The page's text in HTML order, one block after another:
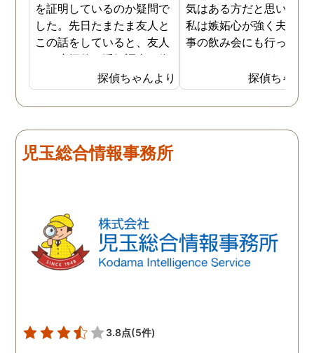
を証明しているのか疑問で
した。先日たまたま友人と
この話をしていると、友人
は一度探偵に浮気調査を依
頼したことがあるとのこと
でした。その手があったか
と思い、普段私も旦那の浮
依頼してみることにしまし
た。探偵への依頼は思いの
とのこと。旦那の行動が怪
しいと思われる日に調査を
依頼すると、数日後には調
のかワクワクしながら探偵
社に向かうと、旦那の浮気
探偵ちゃんより
気はある方だと思います
私は嫉妬心が強く夫には
事の飲み会にも行ってほ
いに探偵に夫の浮気調査
依頼してしまいました。
んなことが夫にバレたら
せんが、万が一夫が浮気
んでしたがやはり女性か
の人気は凄いらしく、頻
探偵ちゃん
児玉総合情報事務所
3.8点(5件)